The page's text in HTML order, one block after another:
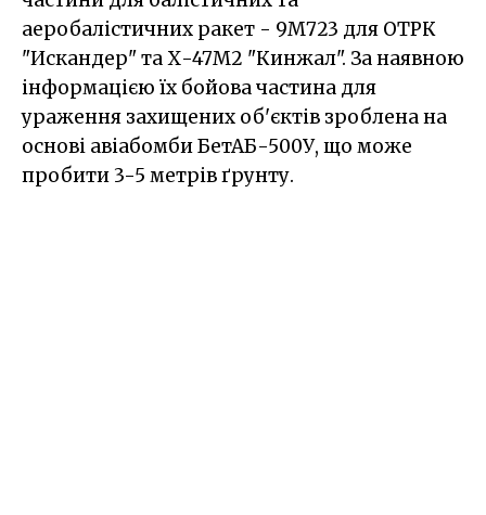
аеробалістичних ракет - 9М723 для ОТРК
"Искандер" та Х-47М2 "Кинжал". За наявною
інформацією їх бойова частина для
ураження захищених об'єктів зроблена на
основі авіабомби БетАБ-500У, що може
пробити 3-5 метрів ґрунту.